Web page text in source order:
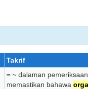
Takrif
= ~ dalaman
memastikan bahawa